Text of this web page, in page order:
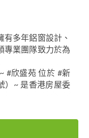
有多年鋁窗設計、
專業團隊致力於為
#欣盛苑 位於 #新
）~ 是香港房屋委